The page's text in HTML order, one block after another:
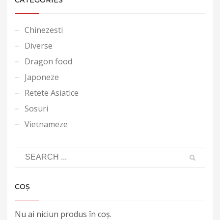
Chinezesti
Diverse
Dragon food
Japoneze
Retete Asiatice
Sosuri
Vietnameze
COȘ
Nu ai niciun produs în coș.